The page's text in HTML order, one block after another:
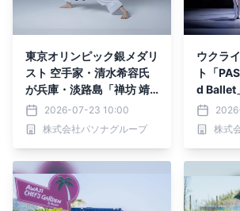
東京オリンピック銀メダリ
スト 空手家・清水希容氏
が兵庫・淡路島「禅坊 靖
寧」に 特別イベント『空
手道にみる“禅の美”』8月1
5日、16日に開催
2026-07-23 10:00
株式会社パソナグループ
ウクラ
ト「
d Ballet
レエ公
EACE
り開演
振付：
株式